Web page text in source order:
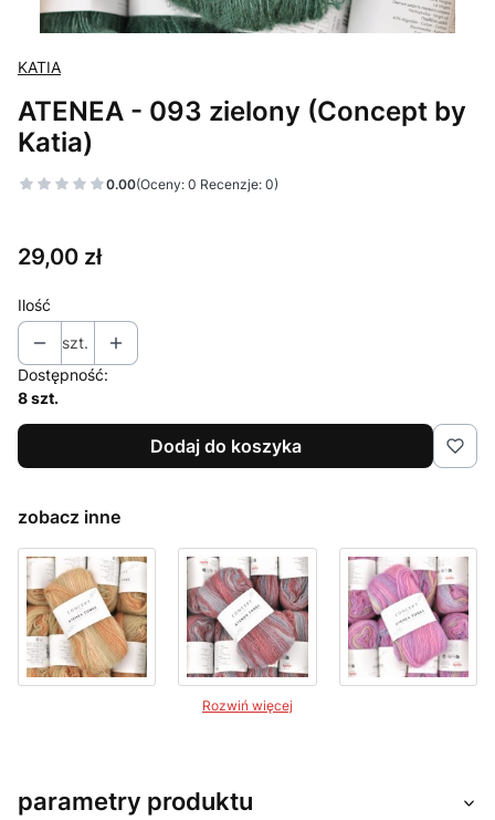
KATIA
ATENEA - 093 zielony (Concept by
Katia)
0.00(Oceny: 0 Recenzje: 0)
Cena
29,00 zł
Ilość
szt.
Dostępność:
8 szt.
Dodaj do koszyka
zobacz inne
Rozwiń więcej
parametry produktu